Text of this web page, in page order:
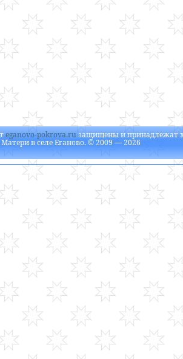
eganovo-pokrova.ruзащищены и принадлежат
в селе Еганово. © 2009 — 2026